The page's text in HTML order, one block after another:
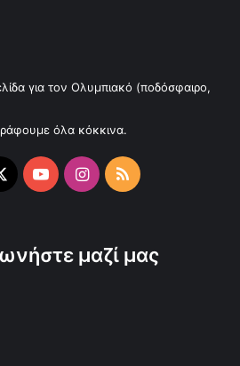
για τον Ολυμπιακό (ποδόσφαιρο,
όλα κόκκινα.
X YouTubeInstagram
RSS
μαζί μας